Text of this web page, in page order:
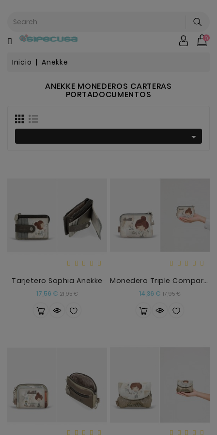
Mochilas
Escolar
Harley..
Potter
Bebe
Anekke
0
Inicio Anekke
ANEKKE MONEDEROS CARTERAS
PORTADOCUMENTOS

Tarjetero Sophia Anekke
17,56 € Precio
21,95 €Precio
Monedero Triple Compartimento Sophia Anekke
14,36 € Precio
17,95 €Precio